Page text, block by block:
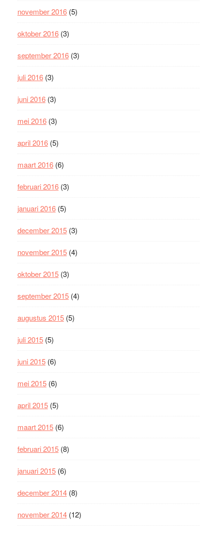
november 2016(5)
oktober 2016(3)
september 2016(3)
juli 2016(3)
juni 2016(3)
mei 2016(3)
april 2016(5)
maart 2016(6)
februari 2016(3)
januari 2016(5)
december 2015(3)
november 2015(4)
oktober 2015(3)
september 2015(4)
augustus 2015(5)
juli 2015(5)
juni 2015(6)
mei 2015(6)
april 2015(5)
maart 2015(6)
februari 2015(8)
januari 2015(6)
december 2014(8)
november 2014(12)